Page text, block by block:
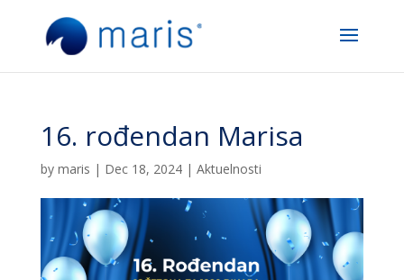
16. rođendan Marisa
by maris | Dec 18, 2024| Aktuelnosti